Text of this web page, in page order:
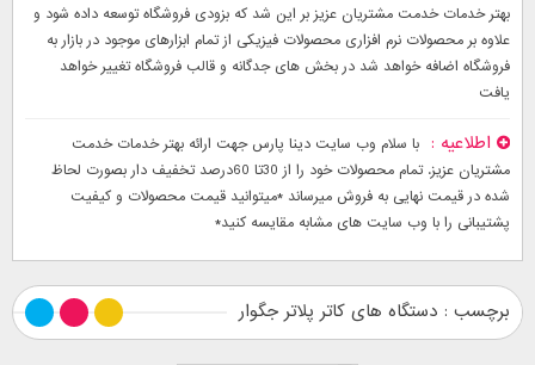
بهتر خدمات خدمت مشتریان عزیز بر این شد که بزودی فروشگاه توسعه داده شود و
علاوه بر محصولات نرم افزاری محصولات فیزیکی از تمام ابزارهای موجود در بازار به
فروشگاه اضافه خواهد شد در بخش های جدگانه و قالب فروشگاه تغییر خواهد
یافت
اطلاعیه
با سلام وب سایت دینا پارس جهت ارائه بهتر خدمات خدمت
مشتریان عزیز. تمام محصولات خود را از 30تا 60درصد تخفیف دار بصورت لحاظ
شده در قیمت نهایی به فروش میرساند *میتوانید قیمت محصولات و کیفیت
پشتیبانی را با وب سایت های مشابه مقایسه کنید*
برچسب : دستگاه های کاتر پلاتر جگوار